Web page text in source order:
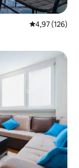
Évaluation
4,97 (126)